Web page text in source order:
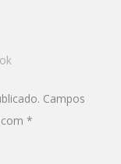
Campos
*